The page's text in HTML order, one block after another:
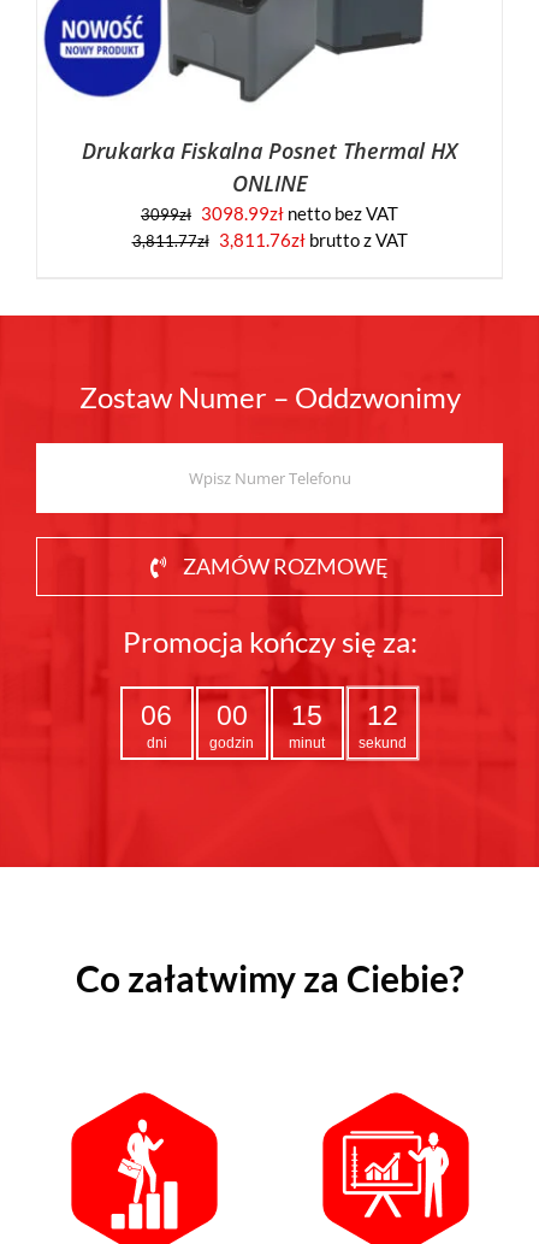
Drukarka Fiskalna Posnet Thermal HX
ONLINE
3099zł 3098.99zł netto bez VAT
3,811.77zł 3,811.76złbrutto z VAT
Zostaw Numer – Oddzwonimy
ZAMÓW ROZMOWĘ
Promocja kończy się za:
06
dni
00
godzin
15
minut
11
sekund
Co załatwimy za Ciebie?